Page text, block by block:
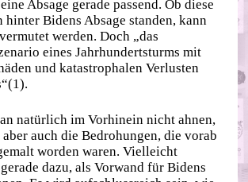
Absage gerade passend. Ob diese
hinter Bidens Absage standen, kann
werden. Doch „das
eines Jahrhundertsturms mit
und katastrophalen Verlusten
natürlich im Vorhinein nicht ahnen,
auch die Bedrohungen, die vorab
worden waren. Vielleicht
dazu, als Vorwand für Bidens